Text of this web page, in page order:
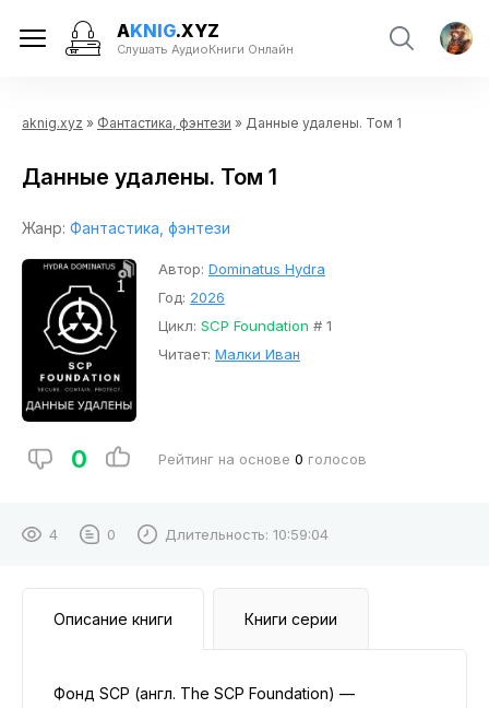
AKNIG.XYZ
Слушать АудиоКниги Онлайн
aknig.xyz » Фантастика, фэнтези » Данные удалены. Том 1
Данные удалены. Том 1
Жанр: Фантастика, фэнтези
Автор: Dominatus Hydra
Год: 2026
Цикл: SCP Foundation # 1
Читает: Малки Иван
0 Рейтинг на основе 0 голосов
4 0 Длительность: 10:59:04
Описание книги Книги серии
Фонд SCP (англ. The SCP Foundation) —